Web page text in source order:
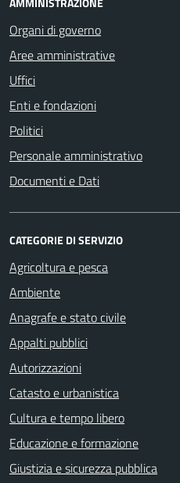
Organi di governo
Aree amministrative
Uffici
Enti e fondazioni
Politici
Personale amministrativo
Documenti e Dati
CATEGORIE DI SERVIZIO
Agricoltura e pesca
Ambiente
Anagrafe e stato civile
Appalti pubblici
Autorizzazioni
Catasto e urbanistica
Cultura e tempo libero
Educazione e formazione
Giustizia e sicurezza pubblica